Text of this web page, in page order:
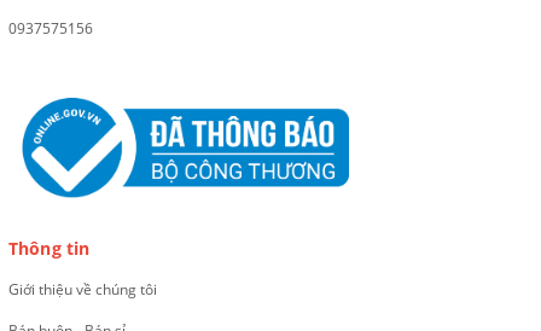
0937575156
Thông tin
Giới thiệu về chúng tôi